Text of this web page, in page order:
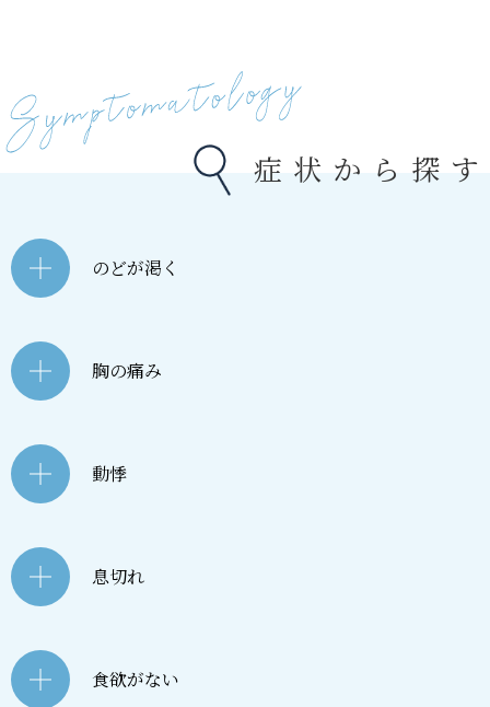
症状から探す
のどが渇く
胸の痛み
動悸
息切れ
食欲がない